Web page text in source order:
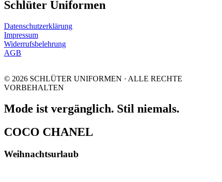
Schlüter Uniformen
Datenschutzerklärung
Impressum
Widerrufsbelehrung
AGB
© 2026 SCHLÜTER UNIFORMEN · ALLE RECHTE
VORBEHALTEN
Mode ist vergänglich. Stil niemals.
COCO CHANEL
Weihnachtsurlaub